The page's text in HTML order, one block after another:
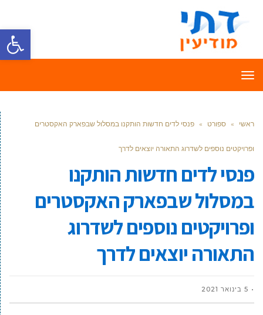
פתח
תפריט
ראשי » ספורט » פנסי לדים חדשות הותקנו במסלול שבפארק האקסטרים
ופרויקטים נוספים לשדרוג התאורה יוצאים לדרך
פנסי לדים חדשות הותקנו
במסלול שבפארק האקסטרים
ופרויקטים נוספים לשדרוג
התאורה יוצאים לדרך
5 בינואר 2021